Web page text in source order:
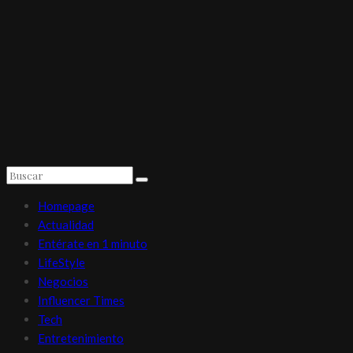
Homepage
Actualidad
Entérate en 1 minuto
LifeStyle
Negocios
Influencer Times
Tech
Entretenimiento